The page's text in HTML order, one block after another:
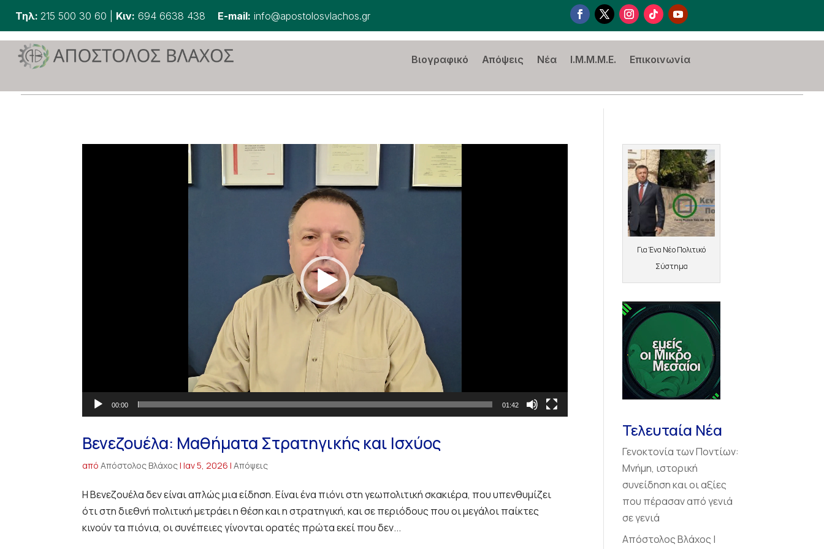
Τηλ: 215 500 30 60 Κιν: 694 6638 438 E-mail: info@apostolosvlachos.gr
Βιογραφικό Απόψεις Νέα I.M.M.M.E. Επικοινωνία
00:00 01:42
Βενεζουέλα: Μαθήματα Στρατηγικής και Ισχύος
απόΑπόστολος Βλάχος|Ιαν 5, 2026 |Απόψεις
Η Βενεζουέλα δεν είναι απλώς μια είδηση. Είναι ένα πιόνι στη γεωπολιτική σκακιέρα, που υπενθυμίζει
ότι στη διεθνή πολιτική μετράει η θέση και η στρατηγική, και σε περιόδους που οι μεγάλοι παίκτες
κινούν τα πιόνια, οι συνέπειες γίνονται ορατές πρώτα εκεί που δεν...
Για Ένα Νέο Πολιτικό
Σύστημα
Τελευταία Νέα
Γενοκτονία των Ποντίων:
Μνήμη, ιστορική
συνείδηση και οι αξίες
που πέρασαν από γενιά
σε γενιά
Απόστολος Βλάχος |